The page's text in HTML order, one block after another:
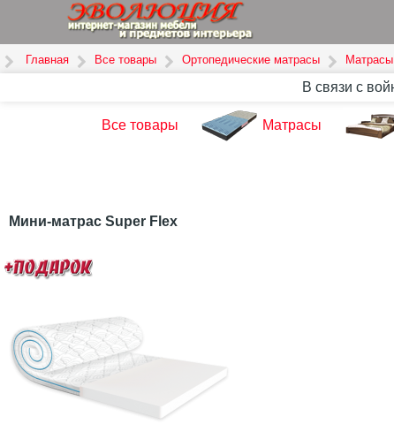
Главная Все товары Ортопедические матрасы
В связи с
Все товары Матрасы
Мини-матрас Super Flex